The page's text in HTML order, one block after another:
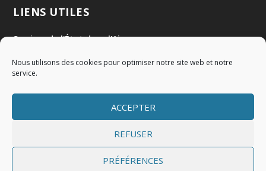
Nous utilisons des cookies pour optimiser notre site web et notre
service.
ACCEPTER
REFUSER
PRÉFÉRENCES
LIENS UTILES
Services de l'État dans l'Ain
Communauté de Communes Val de Saône Centre
SMIDOM